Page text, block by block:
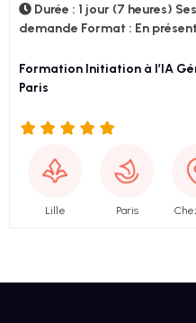
Avis
Durée : 1 jour (7 heures)
demande Format : En
Formation Initiation à l’IA
Paris
Lille Paris